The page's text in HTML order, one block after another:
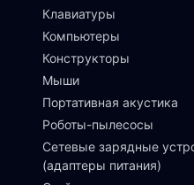
Клавиатуры
Компьютеры
Конструкторы
Мыши
Портативная акустика
Роботы-пылесосы
Сетевые зарядные
(адаптеры питания)